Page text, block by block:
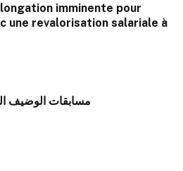
imminente pour
une revalorisation salariale à
مسابقات الوضيف